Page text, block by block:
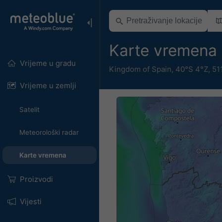
Vrijeme u gradu
Vrijeme u zemlji
Satelit
Meteorološki radar
Karte vremena
Proizvodi
Vijesti
Karte
Kingdom of Spain, 40°S 4°Z,